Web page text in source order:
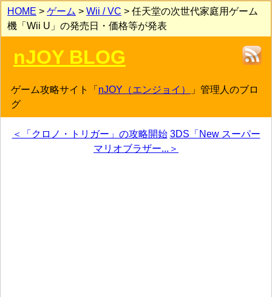
HOME > ゲーム > Wii / VC > 任天堂の次世代家庭用ゲーム
機「Wii U」の発売日・価格等が発表
nJOY BLOG
ゲーム攻略サイト「 nJOY（エンジョイ）
」管理人のブロ
グ
＜「クロノ・トリガー」の攻略開始 3DS「New スーパー
マリオブラザー...＞